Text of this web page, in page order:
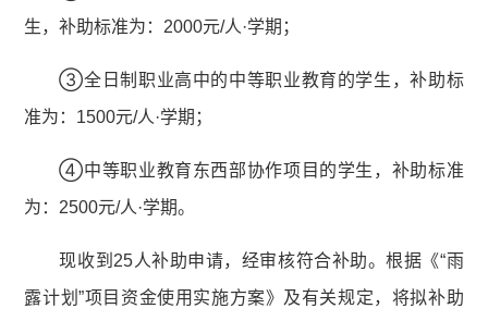
生，补助标准为：2000元/人·学期；
③全日制职业高中的中等职业教育的学生，补助标
准为：1500元/人·学期；
④中等职业教育东西部协作项目的学生，补助标准
为：2500元/人·学期。
现收到25人补助申请，经审核符合补助。根据《“雨
露计划”项目资金使用实施方案》及有关规定，将拟补助